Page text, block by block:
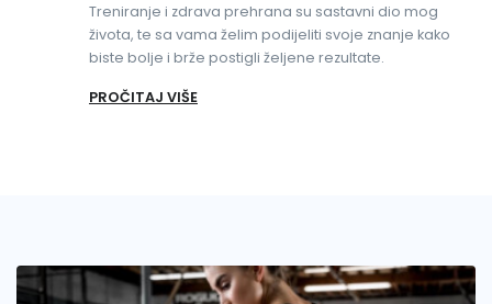
Treniranje i zdrava prehrana su sastavni dio mog
života, te sa vama želim podijeliti svoje znanje kako
biste bolje i brže postigli željene rezultate.
PROČITAJ VIŠE